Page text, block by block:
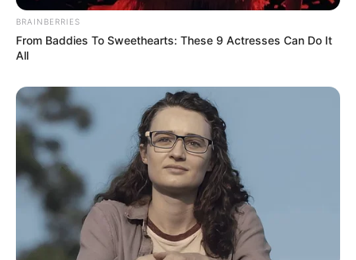
BRAINBERRIES
From Baddies To Sweethearts: These 9 Actresses Can Do It
All